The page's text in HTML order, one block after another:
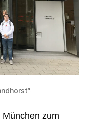
zum